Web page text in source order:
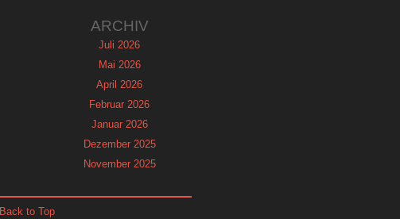
ARCHIV
Juli 2026
Mai 2026
April 2026
Februar 2026
Januar 2026
Dezember 2025
November 2025
Back to Top